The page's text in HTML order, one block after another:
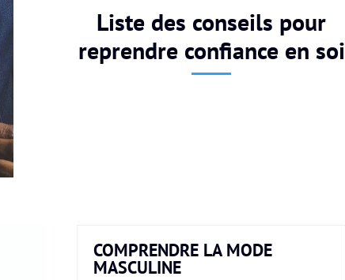
Liste des conseils pour
reprendre confiance en soi
COMPRENDRE LA MODE
MASCULINE